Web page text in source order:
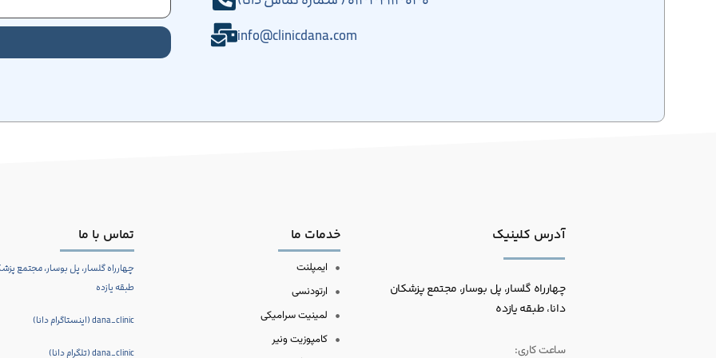
info@clinicdana.com
تماس با ما
چهارراه گلسار، پل بوسار، مجتمع
طبقه یازده
dana_clinic (اینستاگرام دانا)
dana_clinic (تلگرام دانا)
خدمات ما
ایمپلنت
ارتودنسی
لمینیت سرامیکی
کامپوزیت ونیر
آدرس کلینیک
چهارراه گلسار، پل بوسار، مجتمع پزشکان
دانا، طبقه یازده
ساعت کاری: